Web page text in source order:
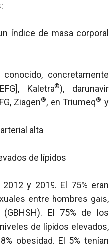
índice de masa corporal
concretamente
Kaletra®), darunavir
Ziagen®, en Triumeq® y
alta
de lípidos
y 2019. El 75% eran
entre hombres gais,
El 75% de los
de lípidos elevados,
obesidad. El 5% tenían